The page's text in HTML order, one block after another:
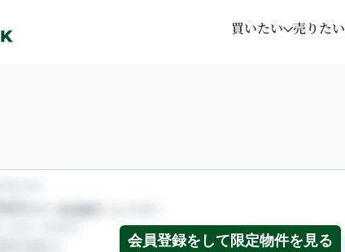
買いたい 売りたい
会員登録をして限定物件を見る